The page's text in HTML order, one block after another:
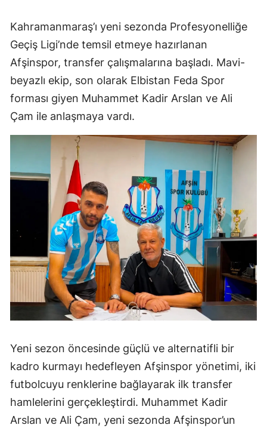
Kahramanmaraş’ı yeni sezonda Profesyonelliğe
Geçiş Ligi’nde temsil etmeye hazırlanan
Afşinspor, transfer çalışmalarına başladı. Mavi-
beyazlı ekip, son olarak Elbistan Feda Spor
forması giyen Muhammet Kadir Arslan ve Ali
Çam ile anlaşmaya vardı.
Yeni sezon öncesinde güçlü ve alternatifli bir
kadro kurmayı hedefleyen Afşinspor yönetimi, iki
futbolcuyu renklerine bağlayarak ilk transfer
hamlelerini gerçekleştirdi. Muhammet Kadir
Arslan ve Ali Çam, yeni sezonda Afşinspor’un